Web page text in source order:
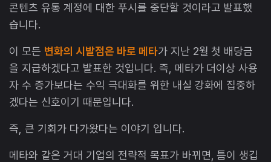
콘텐츠 유통 계정에 대한 푸시를 중단할 것이라고 발표했
습니다.
이 모든 변화의 시발점은 바로 메타가 지난 2월 첫 배당금
을 지급하겠다고 발표한 것입니다. 즉, 메타가 더이상 사용
자 수 증가보다는 수익 극대화를 위한 내실 강화에 집중하
겠다는 신호이기 때문입니다.
즉, 큰 기회가 다가왔다는 이야기 입니다.
메타와 같은 거대 기업의 전략적 목표가 바뀌면, 틈이 생깁